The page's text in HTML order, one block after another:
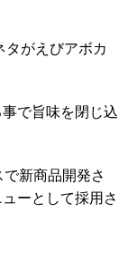
タがえびアボカ
で旨味を閉じ込
新商品開発さ
ーとして採用さ